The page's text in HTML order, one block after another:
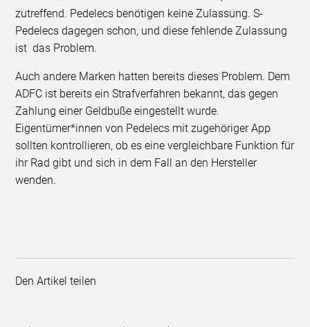
zutreffend. Pedelecs benötigen keine Zulassung. S-
Pedelecs dagegen schon, und diese fehlende Zulassung
ist das Problem.
Auch andere Marken hatten bereits dieses Problem. Dem
ADFC ist bereits ein Strafverfahren bekannt, das gegen
Zahlung einer Geldbuße eingestellt wurde.
Eigentümer*innen von Pedelecs mit zugehöriger App
sollten kontrollieren, ob es eine vergleichbare Funktion für
ihr Rad gibt und sich in dem Fall an den Hersteller
wenden.
Den Artikel teilen